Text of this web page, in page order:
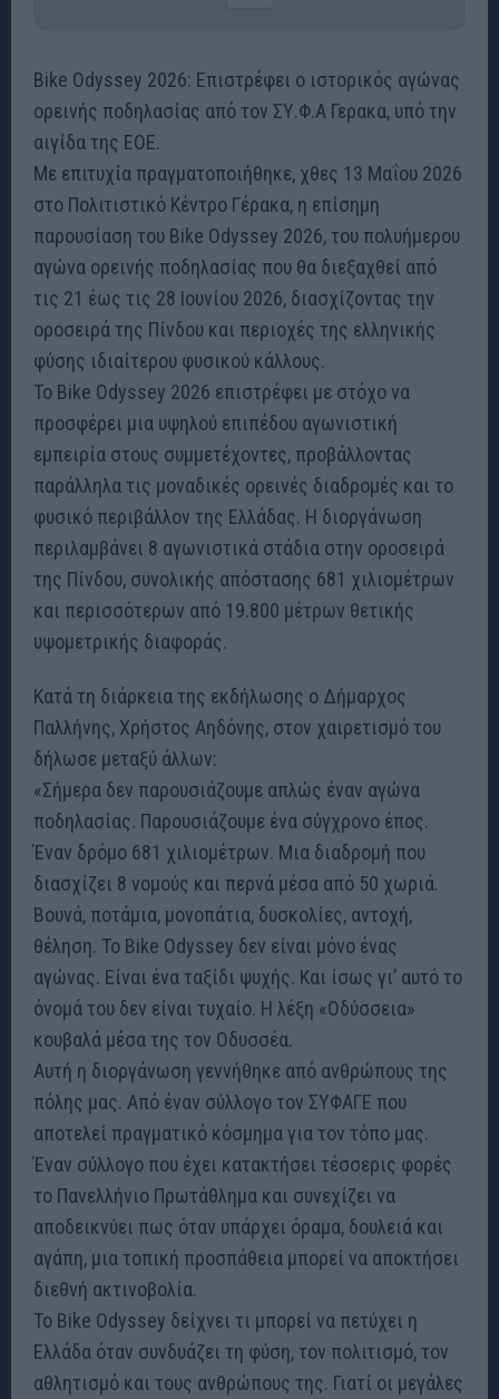
Bike Odyssey 2026: Επιστρέφει ο ιστορικός αγώνας
ορεινής ποδηλασίας από τον ΣΥ.Φ.Α Γερακα, υπό την
αιγίδα της ΕΟΕ.
Με επιτυχία πραγματοποιήθηκε, χθες 13 Μαΐου 2026
στο Πολιτιστικό Κέντρο Γέρακα, η επίσημη
παρουσίαση του Bike Odyssey 2026, του πολυήμερου
αγώνα ορεινής ποδηλασίας που θα διεξαχθεί από
τις 21 έως τις 28 Ιουνίου 2026, διασχίζοντας την
οροσειρά της Πίνδου και περιοχές της ελληνικής
φύσης ιδιαίτερου φυσικού κάλλους.
Το Bike Odyssey 2026 επιστρέφει με στόχο να
προσφέρει μια υψηλού επιπέδου αγωνιστική
εμπειρία στους συμμετέχοντες, προβάλλοντας
παράλληλα τις μοναδικές ορεινές διαδρομές και το
φυσικό περιβάλλον της Ελλάδας. Η διοργάνωση
περιλαμβάνει 8 αγωνιστικά στάδια στην οροσειρά
της Πίνδου, συνολικής απόστασης 681 χιλιομέτρων
και περισσότερων από 19.800 μέτρων θετικής
υψομετρικής διαφοράς.
Κατά τη διάρκεια της εκδήλωσης ο Δήμαρχος
Παλλήνης, Χρήστος Αηδόνης, στον χαιρετισμό του
δήλωσε μεταξύ άλλων:
«Σήμερα δεν παρουσιάζουμε απλώς έναν αγώνα
ποδηλασίας. Παρουσιάζουμε ένα σύγχρονο έπος.
Έναν δρόμο 681 χιλιομέτρων. Μια διαδρομή που
διασχίζει 8 νομούς και περνά μέσα από 50 χωριά.
Βουνά, ποτάμια, μονοπάτια, δυσκολίες, αντοχή,
θέληση. Το Bike Odyssey δεν είναι μόνο ένας
αγώνας. Είναι ένα ταξίδι ψυχής. Και ίσως γι’ αυτό το
όνομά του δεν είναι τυχαίο. Η λέξη «Οδύσσεια»
κουβαλά μέσα της τον Οδυσσέα.
Αυτή η διοργάνωση γεννήθηκε από ανθρώπους της
πόλης μας. Από έναν σύλλογο τον ΣΥΦΑΓΕ που
αποτελεί πραγματικό κόσμημα για τον τόπο μας.
Έναν σύλλογο που έχει κατακτήσει τέσσερις φορές
το Πανελλήνιο Πρωτάθλημα και συνεχίζει να
αποδεικνύει πως όταν υπάρχει όραμα, δουλειά και
αγάπη, μια τοπική προσπάθεια μπορεί να αποκτήσει
διεθνή ακτινοβολία.
Το Bike Odyssey δείχνει τι μπορεί να πετύχει η
Ελλάδα όταν συνδυάζει τη φύση, τον πολιτισμό, τον
αθλητισμό και τους ανθρώπους της. Γιατί οι μεγάλες